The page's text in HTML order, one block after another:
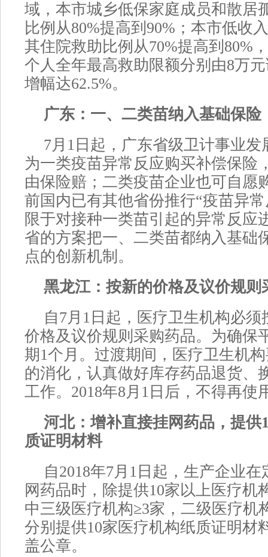
域，本市城乡低保家庭成员和散居
比例从80%提高到90%；本市低收
其住院救助比例从70%提高到80%
个人全年最高救助限额分别由8万
增幅达62.5%。
广东：一、二类苗纳入基础保险
7月1日起，广东省级卫计事业发
为一类疫苗异常反应购买补偿保险
由保险赔；二类疫苗企业也可自愿
前国内已有其他省份推行“疫苗异
限于对接种一类苗引起的异常反应
省的方案把一、二类苗都纳入基础
点的创新机制。
黑龙江：按新的价格及议价规则
自7月1日起，医疗卫生机构必
价格及议价规则采购药品。为确保
期1个月。过渡期间，医疗卫生机
的消化，认真做好库存药品退货、
工作。2018年8月1日后，不得再使
河北：增补直接挂网药品，提供
质证明材料
自2018年7月1日起，生产企业
网药品时，除提供10家以上医疗机
中三级医疗机构≥3家，二级医疗机
分别提供10家医疗机构纸质证明材
盖公章。